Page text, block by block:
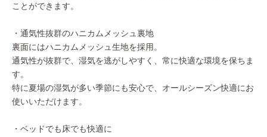
ことができます。
・通気性抜群のハニカムメッシュ裏地
裏面にはハニカムメッシュ生地を採用。
通気性が抜群で、湿気を逃がしやすく、常に快適な環境を保ちま
す。
特に夏場の湿気が多い季節にも安心で、オールシーズン快適にお
使いいただけます。
・ベッドでも床でも快適に